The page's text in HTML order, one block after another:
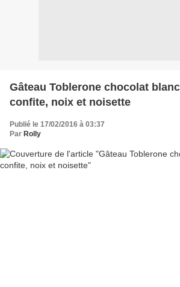
Gâteau Toblerone chocolat
confite, noix et noisette
Publié le 17/02/2016 à 03:37
Par Rolly